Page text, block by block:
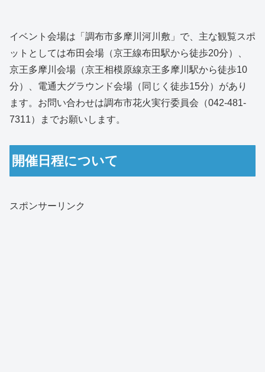
イベント会場は「調布市多摩川河川敷」で、主な観覧スポ
ットとしては布田会場（京王線布田駅から徒歩20分）、
京王多摩川会場（京王相模原線京王多摩川駅から徒歩10
分）、電通大グラウンド会場（同じく徒歩15分）があり
ます。お問い合わせは調布市花火実行委員会（042-481-
7311）までお願いします。
開催日程について
スポンサーリンク